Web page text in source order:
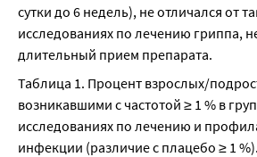
сутки до 6 недель), не отличался от
исследованиях по лечению гриппа,
длительный прием препарата.
Таблица 1. Процент взрослых/
возникавшими с частотой ≥ 1 % в
исследованиях по лечению и
инфекции (различие с плацебо ≥ 1 %).